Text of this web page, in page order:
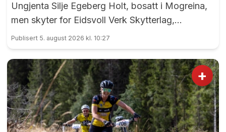
Ungjenta Silje Egeberg Holt, bosatt i Mogreina,
men skyter for Eidsvoll Verk Skytterlag,
imponerte alle under onsdagens banefinale i
rekruttklassen under Landsskytterstevnet på
Lesja.
Publisert 5. august 2026 kl. 10:27
+